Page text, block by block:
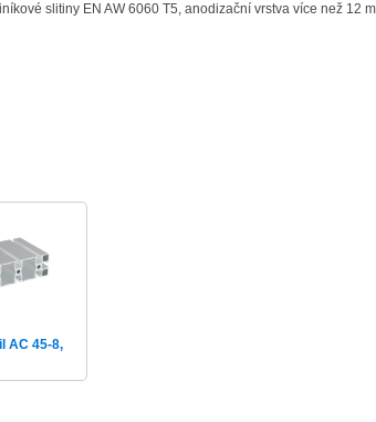
slitiny EN AW 6060 T5, anodizační vrstva více než 12
AC 45-8,